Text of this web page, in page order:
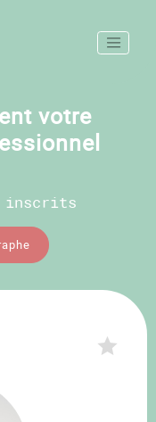
votre
inscrits